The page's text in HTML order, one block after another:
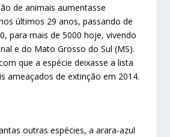
de animais aumentasse
últimos 29 anos, passando de
para mais de 5000 hoje, vivendo
e do Mato Grosso do Sul (MS).
que a espécie deixasse a lista
ameaçados de extinção em 2014.
outras espécies, a arara-azul